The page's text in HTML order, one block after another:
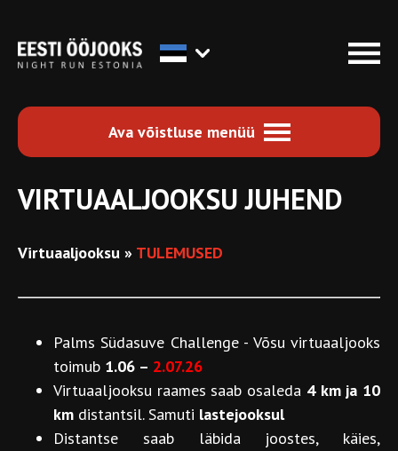
Ava võistluse menüü
VIRTUAALJOOKSU JUHEND
Virtuaaljooksu » TULEMUSED
Palms Südasuve Challenge - Võsu virtuaaljooks
toimub 1.06 – 2.07.26
Virtuaaljooksu raames saab osaleda 4 km ja 10
km distantsil. Samuti lastejooksul
Distantse saab läbida joostes, käies,